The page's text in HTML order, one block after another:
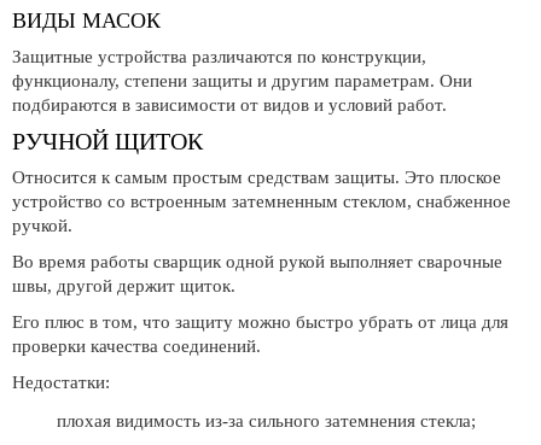
ВИДЫ МАСОК
Защитные устройства различаются по конструкции,
функционалу, степени защиты и другим параметрам. Они
подбираются в зависимости от видов и условий работ.
РУЧНОЙ ЩИТОК
Относится к самым простым средствам защиты. Это плоское
устройство со встроенным затемненным стеклом, снабженное
ручкой.
Во время работы сварщик одной рукой выполняет сварочные
швы, другой держит щиток.
Его плюс в том, что защиту можно быстро убрать от лица для
проверки качества соединений.
Недостатки:
плохая видимость из-за сильного затемнения стекла;